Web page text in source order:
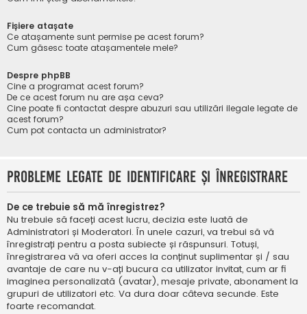
Fișiere atașate
Ce atașamente sunt permise pe acest forum?
Cum găsesc toate atașamentele mele?
Despre phpBB
Cine a programat acest forum?
De ce acest forum nu are așa ceva?
Cine poate fi contactat despre abuzuri sau utilizări ilegale legate de
acest forum?
Cum pot contacta un administrator?
Probleme legate de identificare și înregistrare
De ce trebuie să mă înregistrez?
Nu trebuie să faceți acest lucru, decizia este luată de
Administratori și Moderatori. În unele cazuri, va trebui să vă
înregistrați pentru a posta subiecte și răspunsuri. Totuși,
înregistrarea vă va oferi acces la conținut suplimentar și / sau
avantaje de care nu v-ați bucura ca utilizator invitat, cum ar fi
imaginea personalizată (avatar), mesaje private, abonament la
grupuri de utilizatori etc. Va dura doar câteva secunde. Este
foarte recomandat.